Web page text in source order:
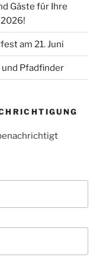
Gäste für Ihre
am 21. Juni
Pfadfinder